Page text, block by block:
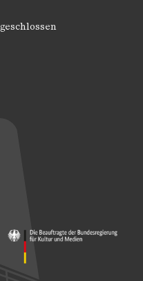
geschlossen